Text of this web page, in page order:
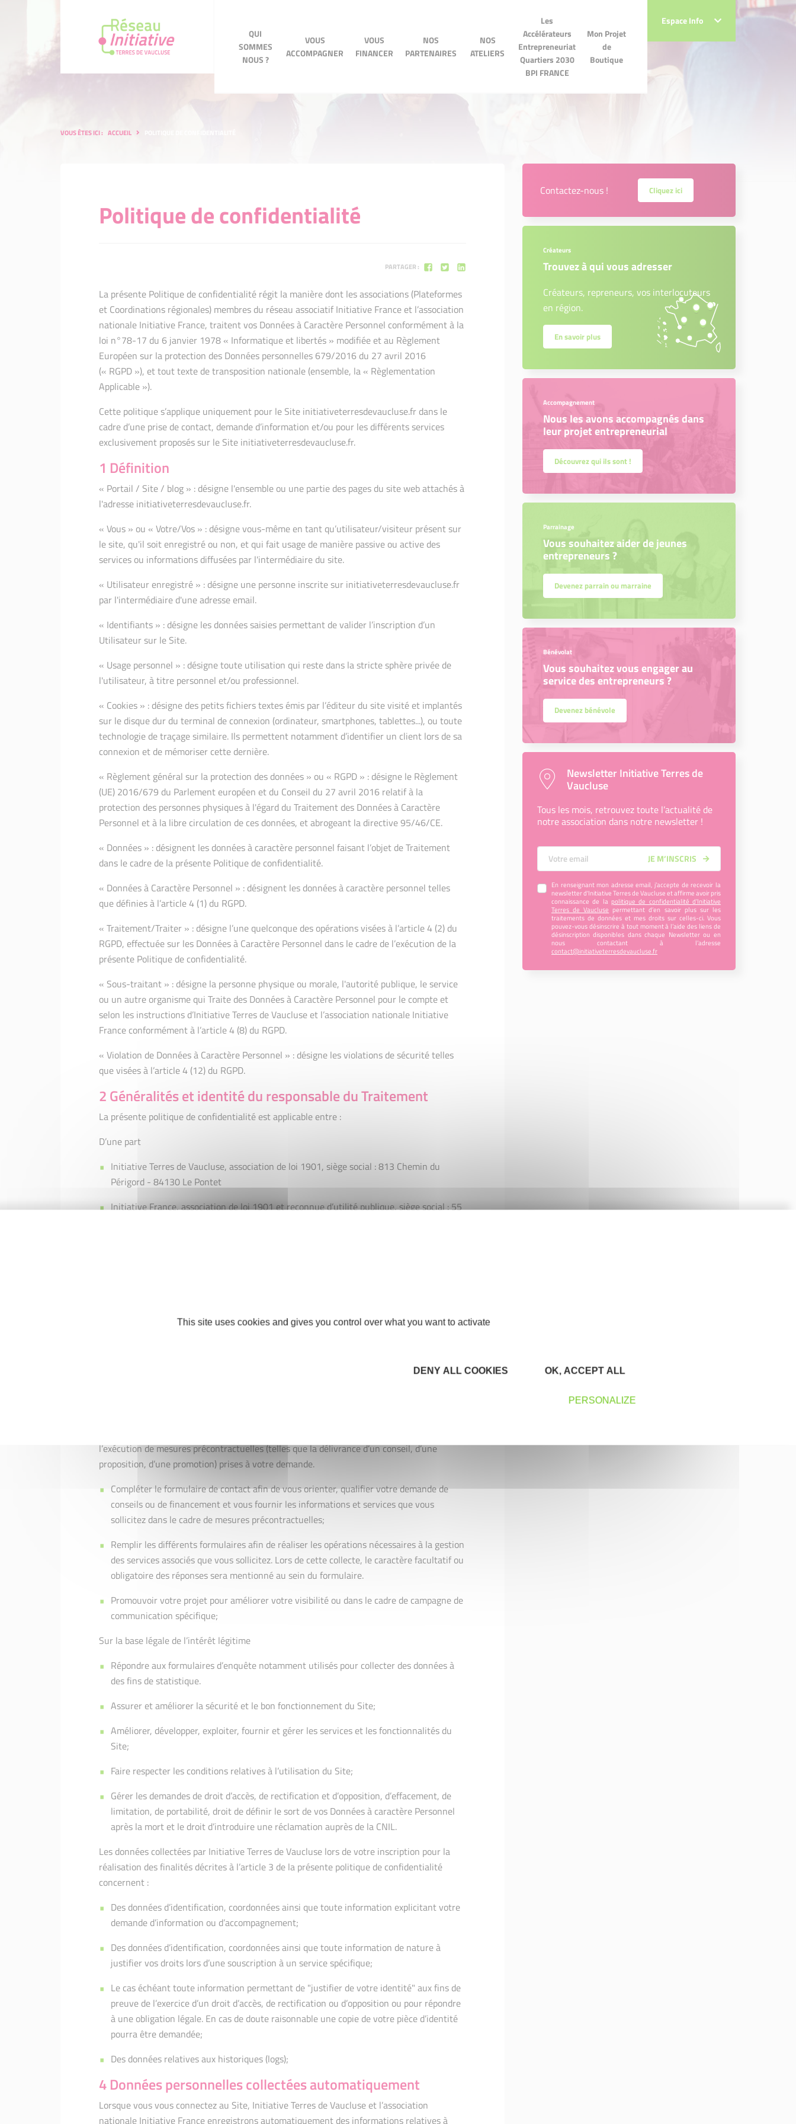
QUI
SOMMES
NOUS ?
VOUS
ACCOMPAGNER
VOUS
FINANCER
NOS
PARTENAIRES
NOS
ATELIERS
Les
Accélérateurs
Entrepreneuriat
Quartiers 2030
BPI FRANCE
Mon Projet
de
Boutique
Espace Info
ACCOMPAGNER
FINANCER
PARTENAIRES
NOS ATELIERS
Les
Accélérateurs
Entrepreneuriat
Quartiers 2030
BPI FRANCE
Mon Projet de
Boutique
Espace Info
VOUS ÊTES ICI : ACCUEIL
Politique de confidentialité
PARTAGER :
La présente Politique de confidentialité régit la manière dont les associations (Plateformes
et Coordinations régionales) membres du réseau associatif Initiative France et l’association
nationale Initiative France, traitent vos Données à Caractère Personnel conformément à la
loi n°78-17 du 6 janvier 1978 « Informatique et libertés » modifiée et au Règlement
Européen sur la protection des Données personnelles 679/2016 du 27 avril 2016
(« RGPD »), et tout texte de transposition nationale (ensemble, la « Règlementation
Applicable »).
Cette politique s’applique uniquement pour le Site initiativeterresdevaucluse.fr dans le
cadre d’une prise de contact, demande d’information et/ou pour les différents services
exclusivement proposés sur le Site initiativeterresdevaucluse.fr.
1 Définition
« Portail / Site / blog » : désigne l'ensemble ou une partie des pages du site web attachés à
l'adresse initiativeterresdevaucluse.fr.
« Vous » ou « Votre/Vos » : désigne vous-même en tant qu’utilisateur/visiteur présent sur
le site, qu'il soit enregistré ou non, et qui fait usage de manière passive ou active des
services ou informations diffusées par l'intermédiaire du site.
« Utilisateur enregistré » : désigne une personne inscrite sur initiativeterresdevaucluse.fr
par l'intermédiaire d'une adresse email.
« Identifiants » : désigne les données saisies permettant de valider l’inscription d’un
Utilisateur sur le Site.
« Usage personnel » : désigne toute utilisation qui reste dans la stricte sphère privée de
l'utilisateur, à titre personnel et/ou professionnel.
« Cookies » : désigne des petits fichiers textes émis par l’éditeur du site visité et implantés
sur le disque dur du terminal de connexion (ordinateur, smartphones, tablettes...), ou toute
technologie de traçage similaire. Ils permettent notamment d’identifier un client lors de sa
connexion et de mémoriser cette dernière.
« Règlement général sur la protection des données » ou « RGPD » : désigne le Règlement
(UE) 2016/679 du Parlement européen et du Conseil du 27 avril 2016 relatif à la
protection des personnes physiques à l'égard du Traitement des Données à Caractère
Personnel et à la libre circulation de ces données, et abrogeant la directive 95/46/CE.
« Données » : désignent les données à caractère personnel faisant l’objet de Traitement
dans le cadre de la présente Politique de confidentialité.
« Données à Caractère Personnel » : désignent les données à caractère personnel telles
que définies à l’article 4 (1) du RGPD.
« Traitement/Traiter » : désigne l’une quelconque des opérations visées à l’article 4 (2) du
RGPD, effectuée sur les Données à Caractère Personnel dans le cadre de l’exécution de la
présente Politique de confidentialité.
« Sous-traitant » : désigne la personne physique ou morale, l'autorité publique, le service
ou un autre organisme qui Traite des Données à Caractère Personnel pour le compte et
selon les instructions d’Initiative Terres de Vaucluse et l’association nationale Initiative
France conformément à l’article 4 (8) du RGPD.
« Violation de Données à Caractère Personnel » : désigne les violations de sécurité telles
que visées à l’article 4 (12) du RGPD.
2 Généralités et identité du responsable du Traitement
La présente politique de confidentialité est applicable entre :
D’une part
Initiative Terres de Vaucluse, association de loi 1901, siège social : 813 Chemin du
Périgord - 84130 Le Pontet
Initiative France, association de loi 1901 et reconnue d’utilité publique, siège social : 55
3 Finalités du traitement et bases légales
l’exécution de mesures précontractuelles (telles que la délivrance d’un conseil, d’une
proposition, d’une promotion) prises à votre demande.
Compléter le formulaire de contact afin de vous orienter, qualifier votre demande de
conseils ou de financement et vous fournir les informations et services que vous
sollicitez dans le cadre de mesures précontractuelles;
Remplir les différents formulaires afin de réaliser les opérations nécessaires à la gestion
des services associés que vous sollicitez. Lors de cette collecte, le caractère facultatif ou
obligatoire des réponses sera mentionné au sein du formulaire.
Promouvoir votre projet pour améliorer votre visibilité ou dans le cadre de campagne de
communication spécifique;
Sur la base légale de l’intérêt légitime
Répondre aux formulaires d’enquête notamment utilisés pour collecter des données à
des fins de statistique.
Assurer et améliorer la sécurité et le bon fonctionnement du Site;
Améliorer, développer, exploiter, fournir et gérer les services et les fonctionnalités du
Site;
Faire respecter les conditions relatives à l’utilisation du Site;
Gérer les demandes de droit d’accès, de rectification et d’opposition, d’effacement, de
limitation, de portabilité, droit de définir le sort de vos Données à caractère Personnel
après la mort et le droit d’introduire une réclamation auprès de la CNIL.
Les données collectées par Initiative Terres de Vaucluse lors de votre inscription pour la
réalisation des finalités décrites à l’article 3 de la présente politique de confidentialité
concernent :
Des données d’identification, coordonnées ainsi que toute information explicitant votre
demande d’information ou d’accompagnement;
Des données d’identification, coordonnées ainsi que toute information de nature à
justifier vos droits lors d’une souscription à un service spécifique;
Le cas échéant toute information permettant de "justifier de votre identité" aux fins de
preuve de l’exercice d’un droit d’accès, de rectification ou d’opposition ou pour répondre
à une obligation légale. En cas de doute raisonnable une copie de votre pièce d’identité
pourra être demandée;
Des données relatives aux historiques (logs);
4 Données personnelles collectées automatiquement
Lorsque vous vous connectez au Site, Initiative Terres de Vaucluse et l’association
nationale Initiative France enregistrons automatiquement des informations relatives à
Contactez-nous ! Cliquez ici
Créateurs
Trouvez à qui vous adresser
Créateurs, repreneurs, vos interlocuteurs
en région.
En savoir plus
Accompagnement
Nous les avons accompagnés dans
leur projet entrepreneurial
Découvrez qui ils sont !
Parrainage
Vous souhaitez aider de jeunes
entrepreneurs ?
Devenez parrain ou marraine
Bénévolat
Vous souhaitez vous engager au
service des entrepreneurs ?
Devenez bénévole
Newsletter Initiative Terres de
Vaucluse
Tous les mois, retrouvez toute l’actualité de
notre association dans notre newsletter !
Votre Email JE M’INSCRIS
En renseignant mon adresse email, j’accepte de recevoir la
newsletter d'Initiative Terres de Vaucluse et affirme avoir pris
connaissance de la politique de confidentialité d’Initiative
Terres de Vaucluse permettant d’en savoir plus sur les
traitements de données et mes droits sur celles-ci. Vous
pouvez-vous désinscrire à tout moment à l’aide des liens de
désinscription disponibles dans chaque Newsletter ou en
nous contactant à l’adresse
contact@initiativeterresdevaucluse.fr
This site uses cookies and gives you control over what you want to activate
OK, ACCEPT ALL
DENY ALL COOKIES
PERSONALIZE